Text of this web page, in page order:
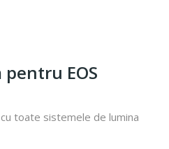
EOS
toate sistemele de lumina